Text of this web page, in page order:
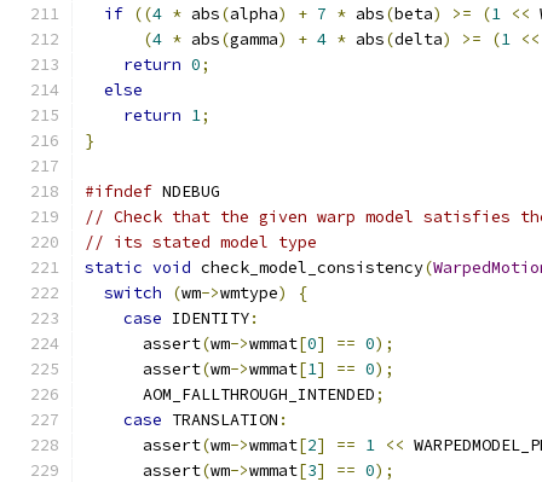
if ((4 * abs(alpha) + 7 * abs(beta) >= (1 <<
(4 * abs(gamma) + 4 * abs(delta) >= (1 <<
return 0;
else
return 1;
}
#ifndef NDEBUG
// Check that the given warp model satisfies
// its stated model type
static void check_model_consistency(
switch
(wm->wmtype)
{
case IDENTITY:
      assert
(wm->wmmat[0] == 0);
      assert
(wm->wmmat[1] == 0);
      AOM_FALLTHROUGH_INTENDED
;
case TRANSLATION :
      assert
(wm->wmmat[2] == 1 <<
      assert
(wm->wmmat[3] == 0);